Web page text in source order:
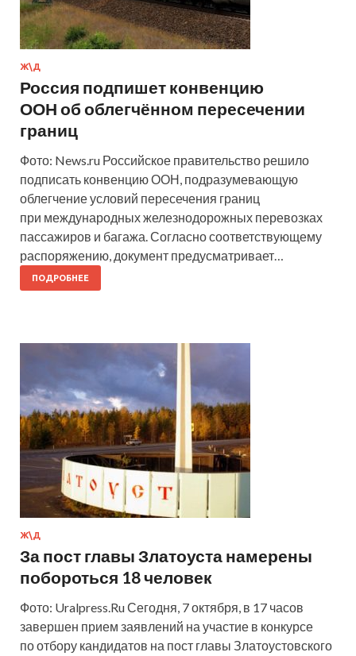
Ж\Д
Россия подпишет конвенцию
ООН об облегчённом пересечении
границ
Фото: News.ru Российское правительство решило
подписать конвенцию ООН, подразумевающую
облегчение условий пересечения границ
при международных железнодорожных перевозках
пассажиров и багажа. Согласно соответствующему
распоряжению, документ предусматривает…
ПОДРОБНЕЕ
Ж\Д
За пост главы Златоуста намерены
побороться 18 человек
Фото: Uralpress.Ru Сегодня, 7 октября, в 17 часов
завершен прием заявлений на участие в конкурсе
по отбору кандидатов на пост главы Златоустовского